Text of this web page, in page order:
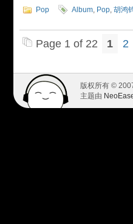
Pop Album, Pop, 胡鸿
Page 1 of 22 1 2
版权所有 ©
主题由